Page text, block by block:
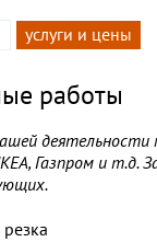
услуги и цены
работы
деятельности
Газпром и т.д.